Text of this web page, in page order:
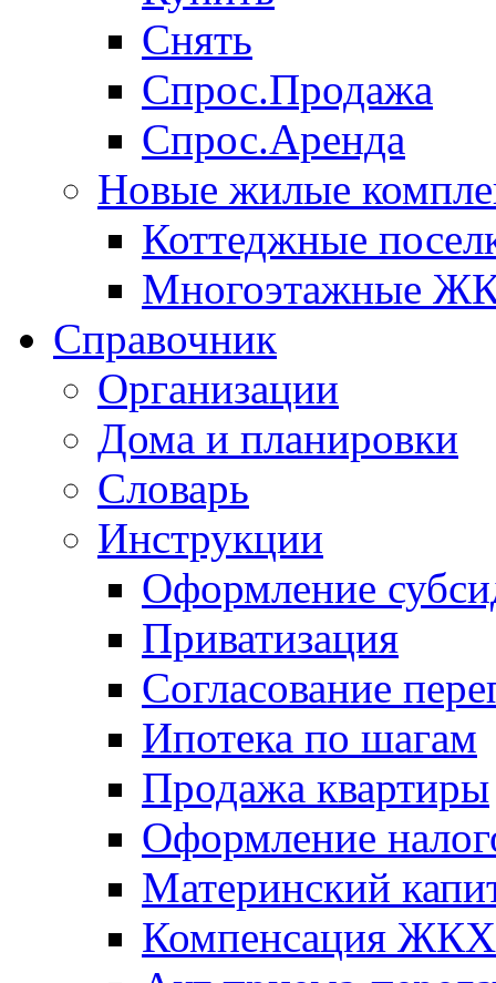
Снять
Спрос.Продажа
Спрос.Аренда
Новые жилые
Коттеджные
Многоэтажные
Справочник
Организации
Дома и планировки
Словарь
Инструкции
Оформление
Приватизация
Согласование
Ипотека по шагам
Продажа квартиры
Оформление
Материнский
Компенсация ЖКХ